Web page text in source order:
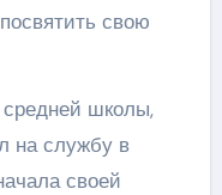
свою
средней школы,
на службу в
своей